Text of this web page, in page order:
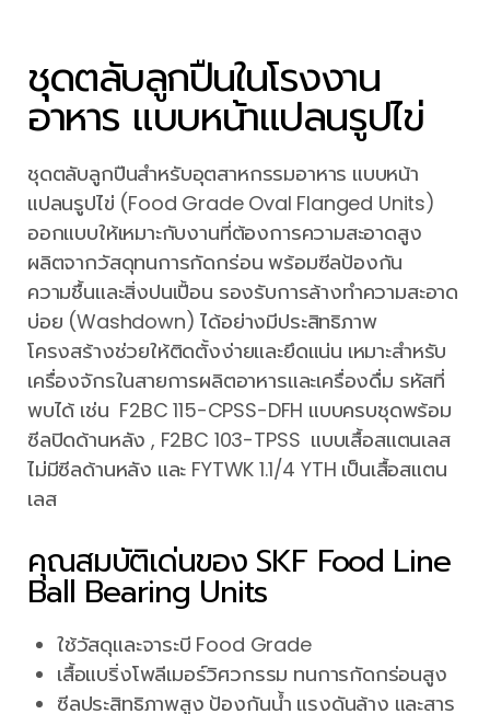
ชุดตลับลูกปืนในโรงงาน
อาหาร แบบหน้าแปลนรูปไข่
ชุดตลับลูกปืนสำหรับอุตสาหกรรมอาหาร แบบหน้า
แปลนรูปไข่ (Food Grade Oval Flanged Units)
ออกแบบให้เหมาะกับงานที่ต้องการความสะอาดสูง
ผลิตจากวัสดุทนการกัดกร่อน พร้อมซีลป้องกัน
ความชื้นและสิ่งปนเปื้อน รองรับการล้างทำความสะอาด
บ่อย (Washdown) ได้อย่างมีประสิทธิภาพ
โครงสร้างช่วยให้ติดตั้งง่ายและยึดแน่น เหมาะสำหรับ
เครื่องจักรในสายการผลิตอาหารและเครื่องดื่ม รหัสที่
พบได้ เช่น F2BC 115-CPSS-DFH แบบครบชุดพร้อม
ซีลปิดด้านหลัง , F2BC 103-TPSS แบบเสื้อสแตนเลส
ไม่มีซีลด้านหลัง และ FYTWK 1.1/4 YTH เป็นเสื้อสแตน
เลส
คุณสมบัติเด่นของ SKF Food Line
Ball Bearing Units
ใช้วัสดุและจาระบี Food Grade
เสื้อแบริ่งโพลีเมอร์วิศวกรรม ทนการกัดกร่อนสูง
ซีลประสิทธิภาพสูง ป้องกันน้ำ แรงดันล้าง และสาร